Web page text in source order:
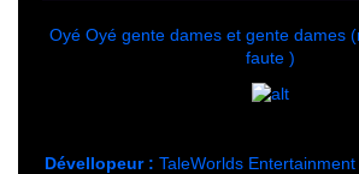
Oyé Oyé gente dames et gente dames
faute )
Dévellopeur : TaleWorlds